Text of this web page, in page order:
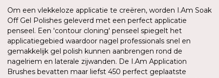
Om een vlekkeloze applicatie te creëren, worden I.Am Soak
Off Gel Polishes geleverd met een perfect applicatie
penseel. Een 'contour cloning' penseel spiegelt het
applicatiegebied waardoor nagel professionals snel en
gemakkelijk gel polish kunnen aanbrengen rond de
nagelriem en laterale zijwanden. De I.Am Application
Brushes bevatten maar liefst 450 perfect geplaatste